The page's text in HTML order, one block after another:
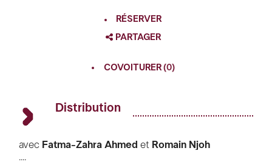
RÉSERVER
PARTAGER
COVOITURER(0)
Distribution
avec Fatma-Zahra Ahmed et Romain Njoh
assistanat à la mise en scène
....